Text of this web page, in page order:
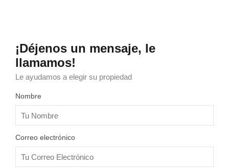
¡Déjenos un mensaje, le
llamamos!
Le ayudamos a elegir su propiedad
Nombre
Correo electrónico